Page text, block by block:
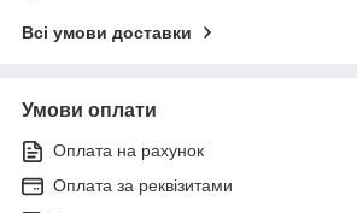
Всі умови доставки
Умови оплати
Оплата на рахунок
Оплата за реквізитами